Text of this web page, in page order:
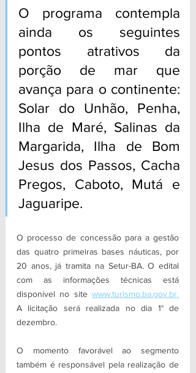
O programa contempla
ainda os seguintes
pontos atrativos da
porção de mar que
avança para o continente:
Solar do Unhão, Penha,
Ilha de Maré, Salinas da
Margarida, Ilha de Bom
Jesus dos Passos, Cacha
Pregos, Caboto, Mutá e
Jaguaripe.
O processo de concessão para a gestão
das quatro primeiras bases náuticas, por
20 anos, já tramita na Setur-BA. O edital
com as informações técnicas está
disponível no site www.turismo.ba.gov.br.
A licitação será realizada no dia 1° de
dezembro.
O momento favorável ao segmento
também é responsável pela realização de